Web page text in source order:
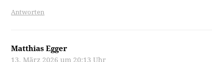
Antworten
Matthias Egger
13. März 2026 um 20:13 Uhr